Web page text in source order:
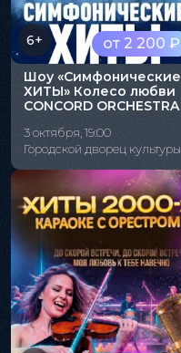
от 2 200 ₽
6+
Шоу «Симфонические
ХИТЫ» Колесо любви
CONCORD ORCHESTRA
3 октября, 19:00
Городской дворец культуры